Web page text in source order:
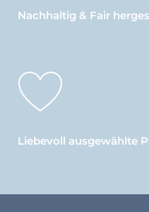
Nachhaltig & Fair
Liebevoll ausgewählte